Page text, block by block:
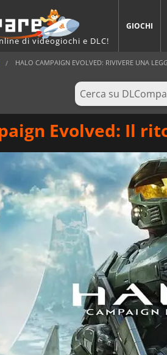
di videogiochi e DLC!
GIOCHI
HALO CAMPAIGN EVOLVED: RIVIVERE UNA
Evolved: Il